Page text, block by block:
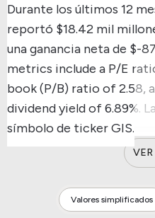
Durante los últimos 12
reportó $18.42 mil
una ganancia neta de $-
metrics include a P/E
book (P/B) ratio of 2.58,
dividend yield of 6.89%.
símbolo de ticker GIS.
Valores simplificados